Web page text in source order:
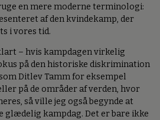
en mere moderne terminologi:
af den kvindekamp, der
i vores tid.
– hvis kampdagen virkelig
på den historiske diskrimination
Ditlev Tamm for eksempel
på de områder af verden, hvor
så ville jeg også begynde at
glædelig kampdag. Det er bare ikke